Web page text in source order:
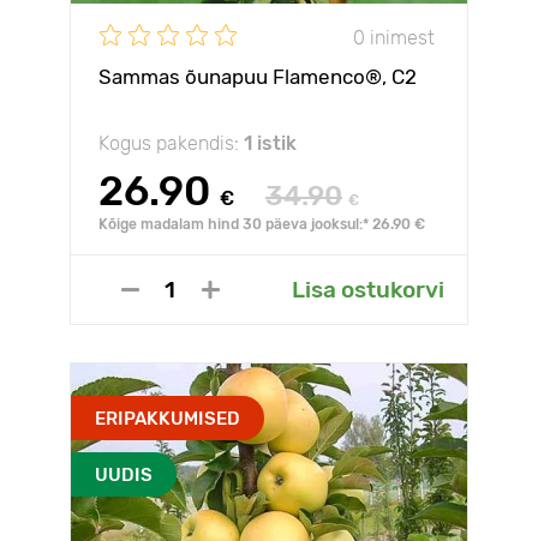
0 inimest
Sammas õunapuu Flamenco®, C2
Kogus pakendis: 1 istik
26.90 € 34.90 €
Kõige madalam hind 30 päeva jooksul:* 26.90 €
Lisa ostukorvi
ERIPAKKUMISED
UUDIS